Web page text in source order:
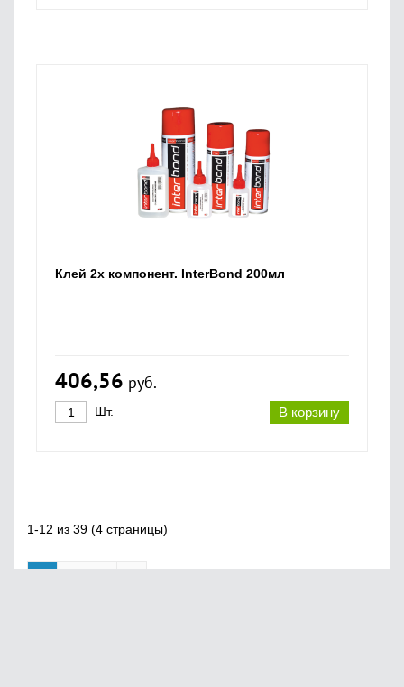
Клей 2х компонент. InterBond 200мл
406,56 руб.
В корзину
Шт.
1-12 из 39 (4 страницы)